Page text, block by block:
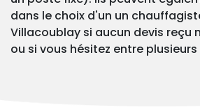
dans le choix d'un un
Villacoublay si aucun devis reçu
ou si vous hésitez entre